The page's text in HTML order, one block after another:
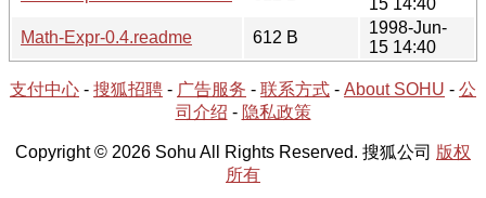
Math-Expr-0.4.readme
612 B
1998-Jun-
15 14:40
支付中心 - 搜狐招聘 - 广告服务 - 联系方式 - About SOHU - 公
司介绍 - 隐私政策
Copyright © 2026 Sohu All Rights Reserved. 搜狐公司 版权
所有